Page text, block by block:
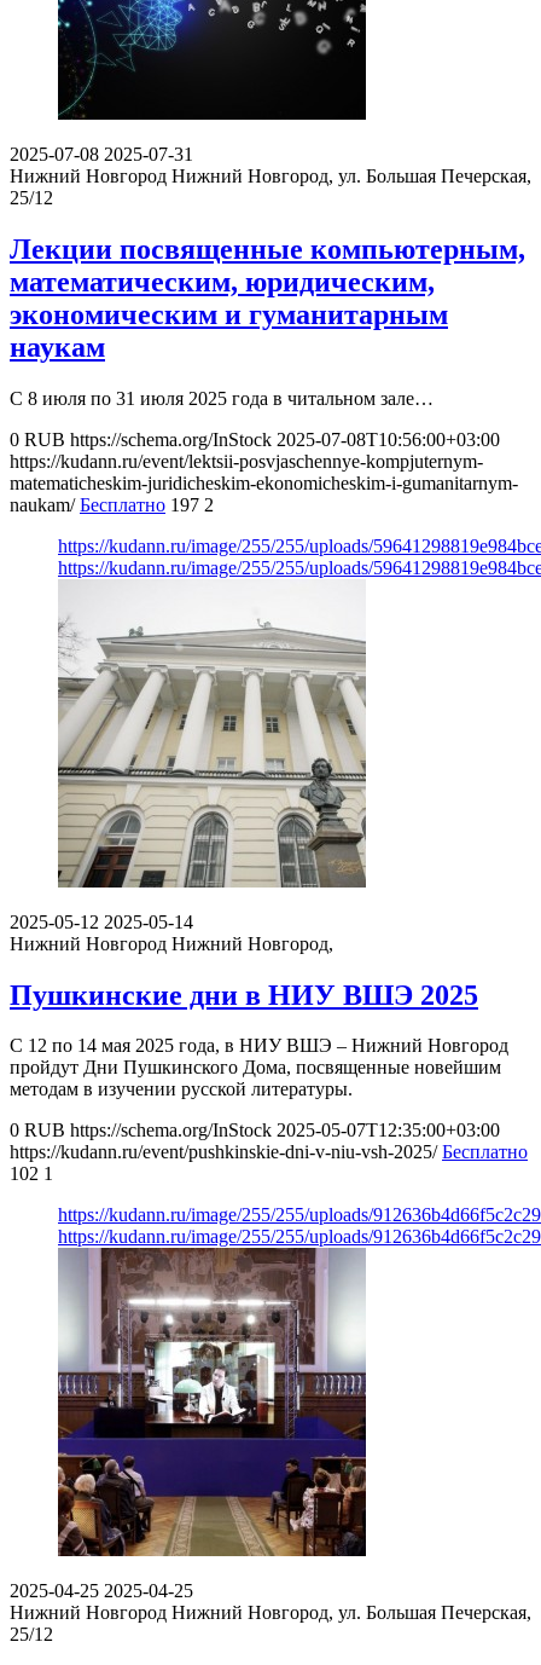
2025-07-08 2025-07-31
Нижний Новгород Нижний Новгород, ул. Большая Печерская,
25/12
Лекции посвященные компьютерным,
математическим, юридическим,
экономическим и гуманитарным
наукам
C 8 июля по 31 июля 2025 года в читальном зале…
0 RUB https://schema.org/InStock 2025-07-08T10:56:00+03:00
https://kudann.ru/event/lektsii-posvjaschennye-kompjuternym-
matematicheskim-juridicheskim-ekonomicheskim-i-gumanitarnym-
naukam/ Бесплатно 197 2
https://kudann.ru/image/255/255/uploads/
https://kudann.ru/image/255/255/uploads/
2025-05-12 2025-05-14
Нижний Новгород Нижний Новгород,
Пушкинские дни в НИУ ВШЭ 2025
С 12 по 14 мая 2025 года, в НИУ ВШЭ – Нижний Новгород
пройдут Дни Пушкинского Дома, посвященные новейшим
методам в изучении русской литературы.
0 RUB https://schema.org/InStock 2025-05-07T12:35:00+03:00
https://kudann.ru/event/pushkinskie-dni-v-niu-vsh-2025/ Бесплатно
102 1
https://kudann.ru/image/255/255/uploads/
https://kudann.ru/image/255/255/uploads/
2025-04-25 2025-04-25
Нижний Новгород Нижний Новгород, ул. Большая Печерская,
25/12